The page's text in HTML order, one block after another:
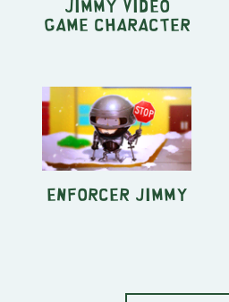
Jimmy Video
Game Character
Enforcer Jimmy